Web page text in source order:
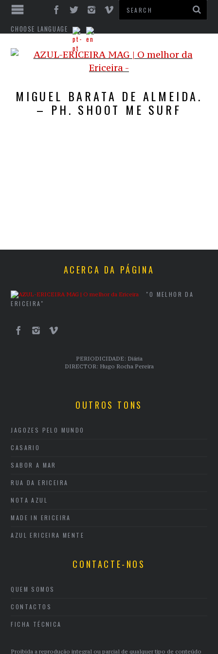
CHOOSE LANGUAGE
MIGUEL BARATA DE ALMEIDA.
– PH. SHOOT ME SURF
ACERCA DA PÁGINA
"O MELHOR DA
ERICEIRA"
PERIODICIDADE: Diária
DIRECTOR: Hugo Rocha Pereira
OUTROS TONS
JAGOZES PELO MUNDO
CASARIO
SABOR A MAR
RUA DA ERICEIRA
NOTA AZUL
MADE IN ERICEIRA
AZUL ERICEIRA MENTE
CONTACTE-NOS
QUEM SOMOS
CONTACTOS
FICHA TÉCNICA
Proibida a reprodução integral ou parcial de qualquer tipo de conteúdo